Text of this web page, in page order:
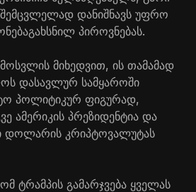
დანიშნავს უფრო
პიროვნებას.
მიხედვით, ის თამამად
დასავლურ სამყაროში
პოლიტიკურ ფიგურად,
ამერიკის პრეზიდენტია და
დოლარის კრიპტოვალუტას
ტრამპის გამარჯვება ყველას